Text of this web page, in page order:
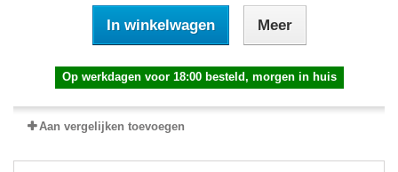
In winkelwagen Meer
Op werkdagen voor 18:00 besteld, morgen in huis
Aan vergelijken toevoegen